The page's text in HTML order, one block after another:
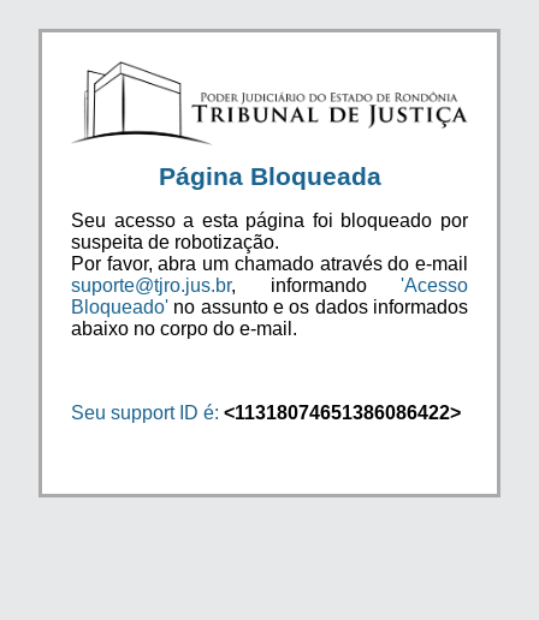
Página Bloqueada
Seu acesso a esta página foi bloqueado por
suspeita de robotização.
Por favor, abra um chamado através do e-mail
suporte@tjro.jus.br, informando 'Acesso
Bloqueado' no assunto e os dados informados
abaixo no corpo do e-mail.
Seu support ID é: <11318074651386086422>